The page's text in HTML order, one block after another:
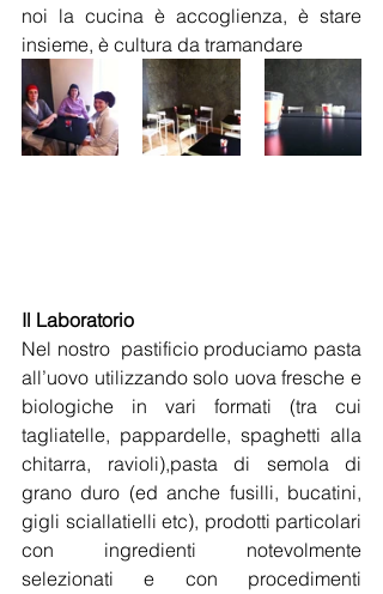
noi la cucina è accoglienza, è stare
insieme, è cultura da tramandare
Il Laboratorio
Nel nostro  pastificio produciamo pasta
all’uovo utilizzando solo uova fresche e
biologiche in vari formati (tra cui
tagliatelle, pappardelle, spaghetti alla
chitarra, ravioli),pasta di semola di
grano duro (ed anche fusilli, bucatini,
gigli sciallatielli etc), prodotti particolari
con ingredienti notevolmente
selezionati e con procedimenti